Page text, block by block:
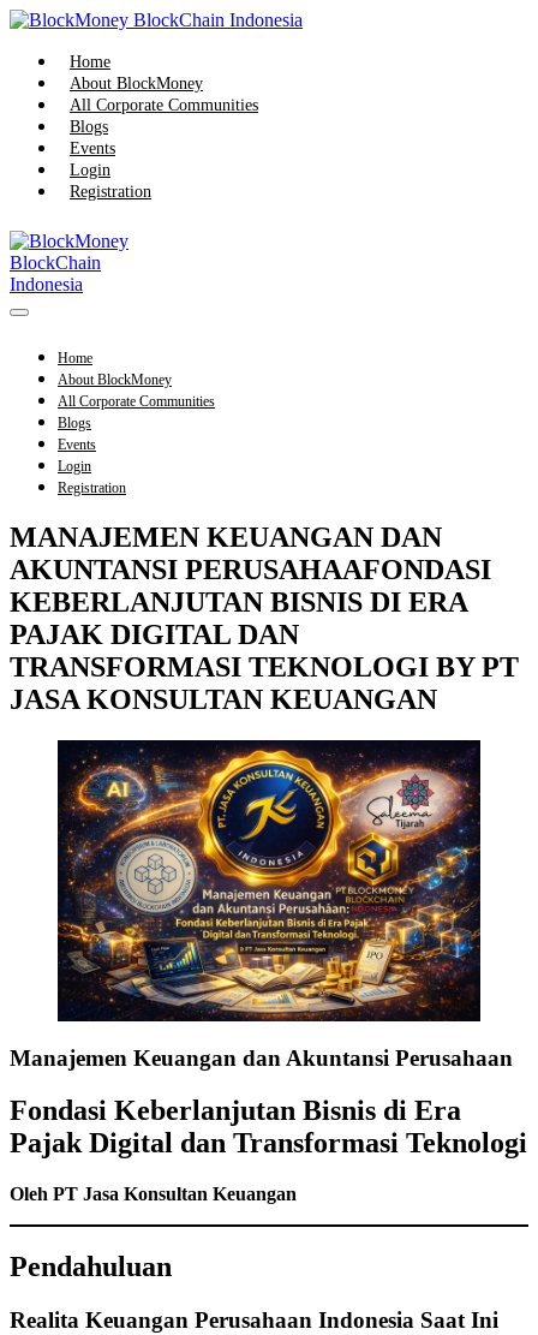
Skip
content
Home
About BlockMoney
All Corporate Communities
Blogs
Events
Login
Registration
Menu
Home
About BlockMoney
All Corporate Communities
Blogs
Events
Login
Registration
MANAJEMEN KEUANGAN DAN
AKUNTANSI PERUSAHAAFONDASI
KEBERLANJUTAN BISNIS DI ERA
PAJAK DIGITAL DAN
TRANSFORMASI TEKNOLOGI BY PT
JASA KONSULTAN KEUANGAN
Manajemen Keuangan dan Akuntansi Perusahaan
Fondasi Keberlanjutan Bisnis di Era
Pajak Digital dan Transformasi Teknologi
Oleh PT Jasa Konsultan Keuangan
Pendahuluan
Realita Keuangan Perusahaan Indonesia Saat Ini